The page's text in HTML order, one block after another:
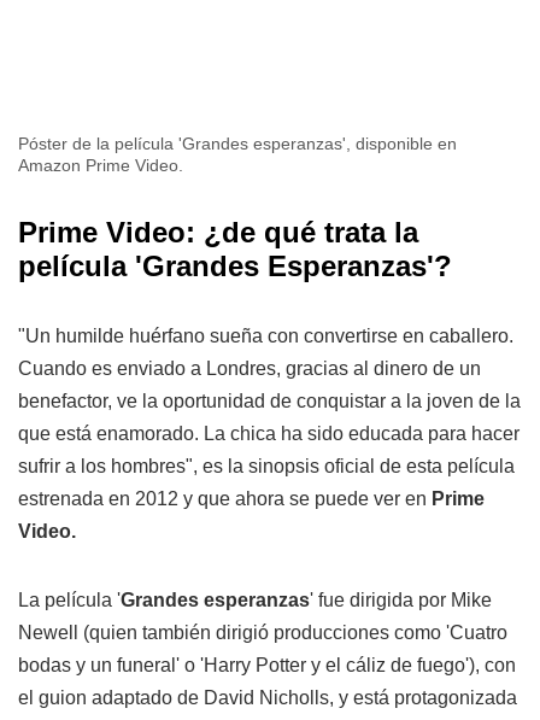
Póster de la película 'Grandes esperanzas', disponible en
Amazon Prime Video.
Prime Video: ¿de qué trata la
película 'Grandes Esperanzas'?
"Un humilde huérfano sueña con convertirse en caballero.
Cuando es enviado a Londres, gracias al dinero de un
benefactor, ve la oportunidad de conquistar a la joven de la
que está enamorado. La chica ha sido educada para hacer
sufrir a los hombres", es la sinopsis oficial de esta película
estrenada en 2012 y que ahora se puede ver en Prime
Video.
La película 'Grandes esperanzas' fue dirigida por Mike
Newell (quien también dirigió producciones como 'Cuatro
bodas y un funeral' o 'Harry Potter y el cáliz de fuego'), con
el guion adaptado de David Nicholls, y está protagonizada